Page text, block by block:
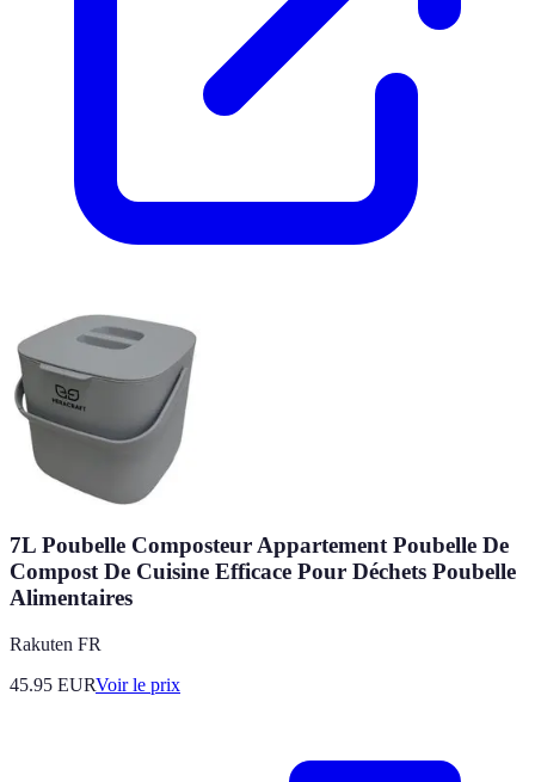
7L Poubelle Composteur Appartement Poubelle De
Compost De Cuisine Efficace Pour Déchets Poubelle
Alimentaires
Rakuten FR
45.95 EURVoir le prix